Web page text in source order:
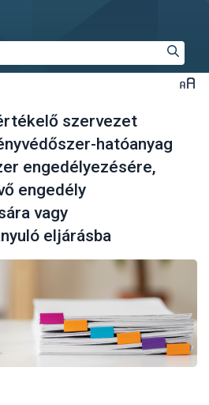
szervezet
hatóanyag
engedélyezésére,
engedély
vagy
eljárásba